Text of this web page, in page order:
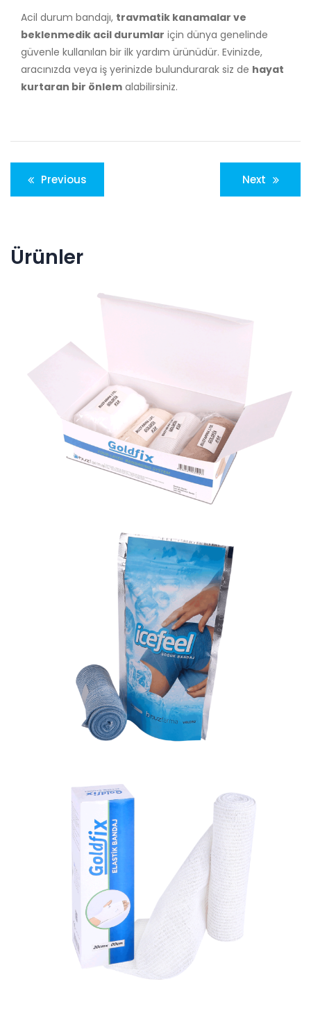
Acil durum bandajı, travmatik kanamalar ve
beklenmedik acil durumlar için dünya genelinde
güvenle kullanılan bir ilk yardım ürünüdür. Evinizde,
aracınızda veya iş yerinizde bulundurarak siz de hayat
kurtaran bir önlem alabilirsiniz.
Previous Next
Ürünler